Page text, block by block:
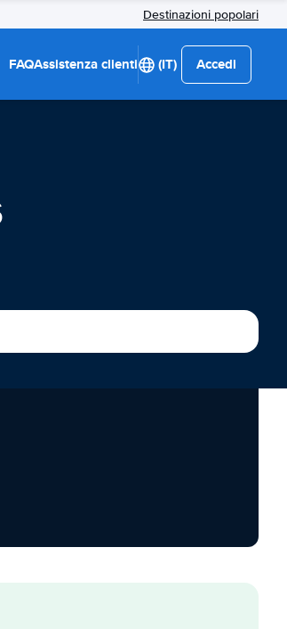
Destinazioni popolari
FAQAssistenza clienti (IT) Accedi